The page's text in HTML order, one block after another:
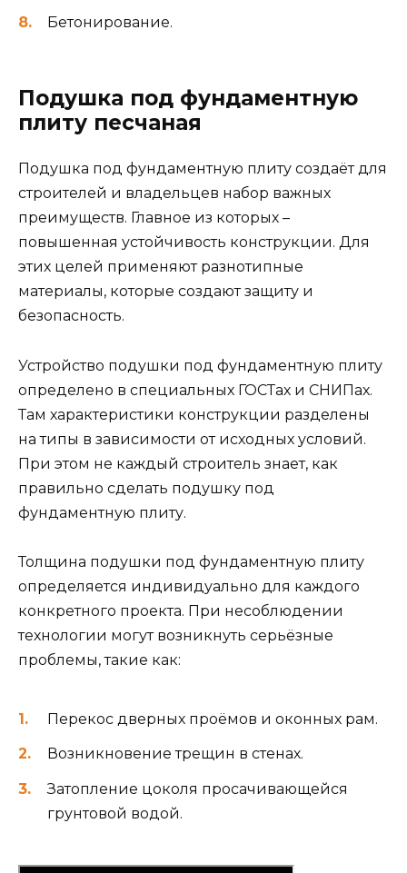
Бетонирование.
Подушка под фундаментную
плиту песчаная
Подушка под фундаментную плиту создаёт для
строителей и владельцев набор важных
преимуществ. Главное из которых –
повышенная устойчивость конструкции. Для
этих целей применяют разнотипные
материалы, которые создают защиту и
безопасность.
Устройство подушки под фундаментную плиту
определено в специальных ГОСТах и СНИПах.
Там характеристики конструкции разделены
на типы в зависимости от исходных условий.
При этом не каждый строитель знает, как
правильно сделать подушку под
фундаментную плиту.
Толщина подушки под фундаментную плиту
определяется индивидуально для каждого
конкретного проекта. При несоблюдении
технологии могут возникнуть серьёзные
проблемы, такие как:
Перекос дверных проёмов и оконных рам.
Возникновение трещин в стенах.
Затопление цоколя просачивающейся
грунтовой водой.